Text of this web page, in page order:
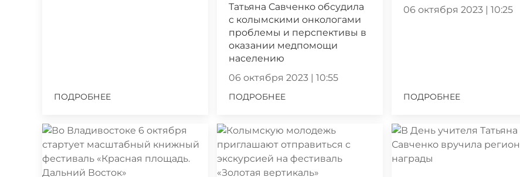
ПОДРОБНЕЕ
Татьяна Савченко обсудила
с колымскими онкологами
проблемы и перспективы в
оказании медпомощи
населению
06 октября 2023 | 10:55
ПОДРОБНЕЕ
06 октября 2023 | 10:25
ПОДРОБНЕЕ